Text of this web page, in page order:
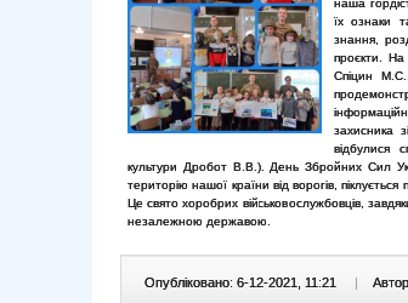
наша
їх ознаки
знання,
проєкти. На
Спіцин
захисника
відбулися
культури Дробот В.В.). День Збройних Сил
територію нашої країни від ворогів,
Це свято хоробрих військовослужбовців,
незалежною державою.
Опубліковано: 6-12-2021, 11:21 |